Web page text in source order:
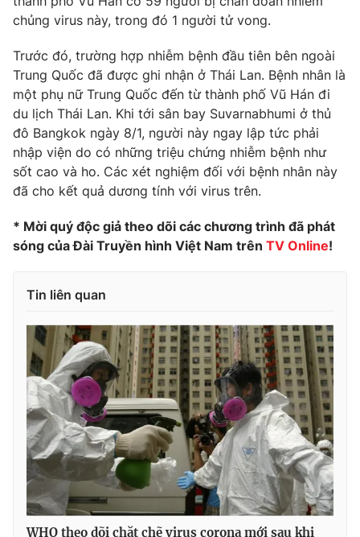
Hitech Công nghệ tương lai
Thị trường
Tư vấn
Giao lưu trực tuyến
Lịch phát sóng
Chuyên mục khác
Emagazine Podcast
Video Shorts video
VTV Money
VTV Sức khoẻ Bất động sản
Thị trường 24h Tấm lòng Việt
VTV4 Vươn mình bằng AI
VTV9 VTV8
Liên hệ tòa soạn English
chủng virus này, trong đó 1 người tử vong.
Trước đó, trường hợp nhiễm bệnh đầu tiên bên ngoài
Trung Quốc đã được ghi nhận ở Thái Lan. Bệnh nhân là
một phụ nữ Trung Quốc đến từ thành phố Vũ Hán đi
du lịch Thái Lan. Khi tới sân bay Suvarnabhumi ở thủ
đô Bangkok ngày 8/1, người này ngay lập tức phải
nhập viện do có những triệu chứng nhiễm bệnh như
sốt cao và ho. Các xét nghiệm đối với bệnh nhân này
đã cho kết quả dương tính với virus trên.
* Mời quý độc giả theo dõi các chương trình đã phát
sóng của Đài Truyền hình Việt Nam trên TV Online!
Tin liên quan
WHO theo dõi chặt chẽ virus corona mới sau khi